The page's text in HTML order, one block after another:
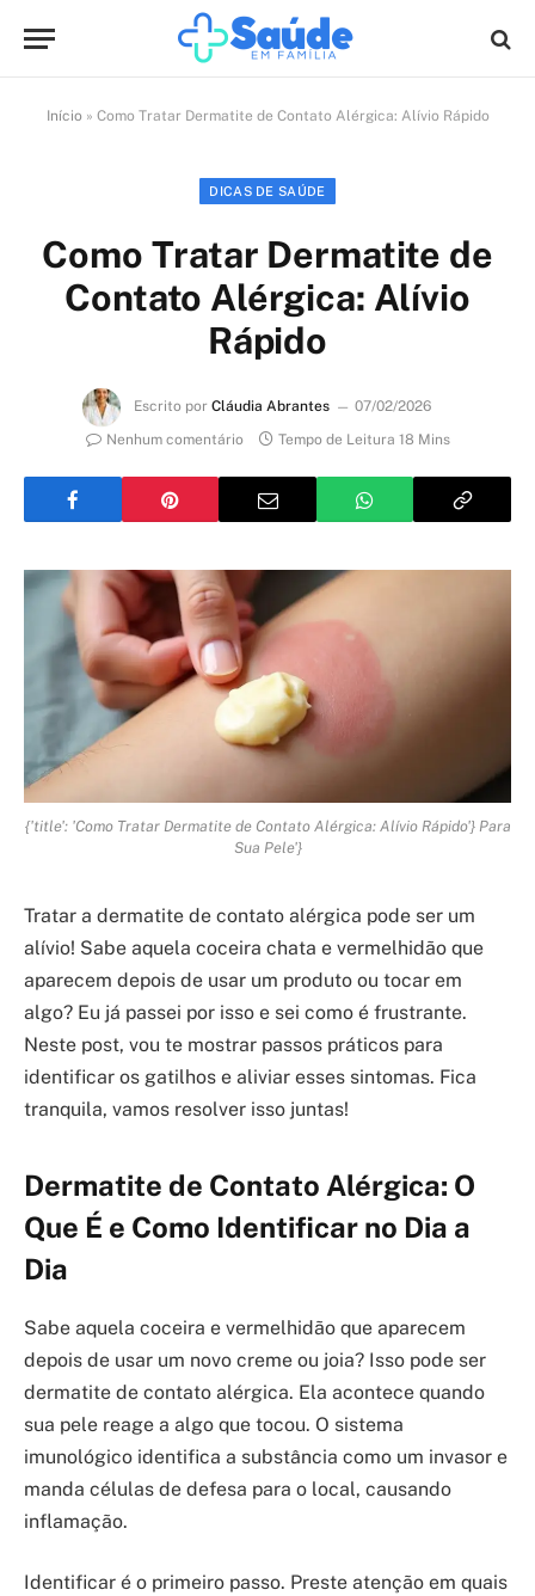
Início » Como Tratar Dermatite de Contato Alérgica: Alívio Rápido
DICAS DE SAÚDE
Como Tratar Dermatite de
Contato Alérgica: Alívio
Rápido
Escrito por Cláudia Abrantes
07/02/2026
Nenhum comentário
Tempo de Leitura 18 Mins
{'title': 'Como Tratar Dermatite de Contato Alérgica: Alívio Rápido'} Para
Sua Pele'}
Tratar a dermatite de contato alérgica pode ser um
alívio! Sabe aquela coceira chata e vermelhidão que
aparecem depois de usar um produto ou tocar em
algo? Eu já passei por isso e sei como é frustrante.
Neste post, vou te mostrar passos práticos para
identificar os gatilhos e aliviar esses sintomas. Fica
tranquila, vamos resolver isso juntas!
Dermatite de Contato Alérgica: O
Que É e Como Identificar no Dia a
Dia
Sabe aquela coceira e vermelhidão que aparecem
depois de usar um novo creme ou joia? Isso pode ser
dermatite de contato alérgica. Ela acontece quando
sua pele reage a algo que tocou. O sistema
imunológico identifica a substância como um invasor e
manda células de defesa para o local, causando
inflamação.
Identificar é o primeiro passo. Preste atenção em quais